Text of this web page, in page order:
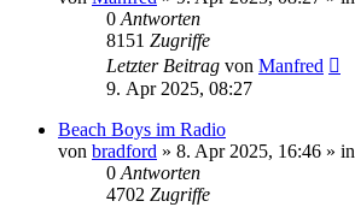
0 Antworten
8151 Zugriffe
Letzter Beitrag von Manfred
9. Apr 2025, 08:27
Beach Boys im Radio
von bradford » 8. Apr 2025, 16:46 » in
0 Antworten
4702 Zugriffe